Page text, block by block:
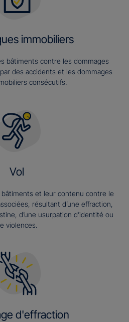
immobiliers
bâtiments contre les dommages
des accidents et les dommages
consécutifs.
Vol
et leur contenu contre le
résultant d’une effraction,
d’une usurpation d’identité ou
violences.
d'effraction